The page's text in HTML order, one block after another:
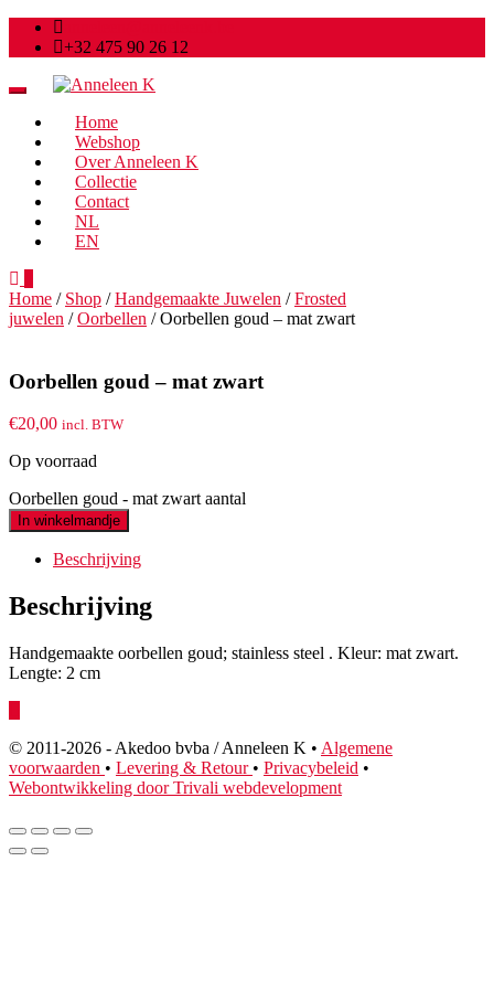
+32 475 90 26 12
Toggle
navigationHome
Webshop
Over Anneleen K
Collectie
Contact
NL
EN
Home / Shop /Handgemaakte Juwelen /Frosted
juwelen /Oorbellen / Oorbellen goud – mat zwart
Oorbellen goud – mat zwart
€20,00 incl. BTW
Op voorraad
Oorbellen goud - mat zwart aantal
In winkelmandje
Beschrijving
Beschrijving
Handgemaakte oorbellen goud; stainless steel . Kleur: mat zwart.
Lengte: 2 cm
© 2011-2026 - Akedoo bvba / Anneleen K • Algemene
voorwaarden • Levering & Retour • Privacybeleid •
Webontwikkeling door Trivali webdevelopment